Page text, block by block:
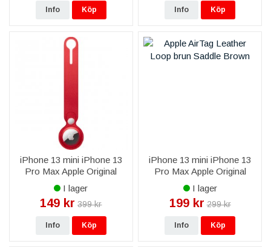
Info Köp Info Köp
iPhone 13 mini iPhone 13
Pro Max Apple Original
AirTag Leather Loop - Röd
I lager
149 kr 399 kr
Info Köp
iPhone 13 mini iPhone 13
Pro Max Apple Original
AirTag Leather Loop -
Saddle Brown
I lager
199 kr 299 kr
Info Köp